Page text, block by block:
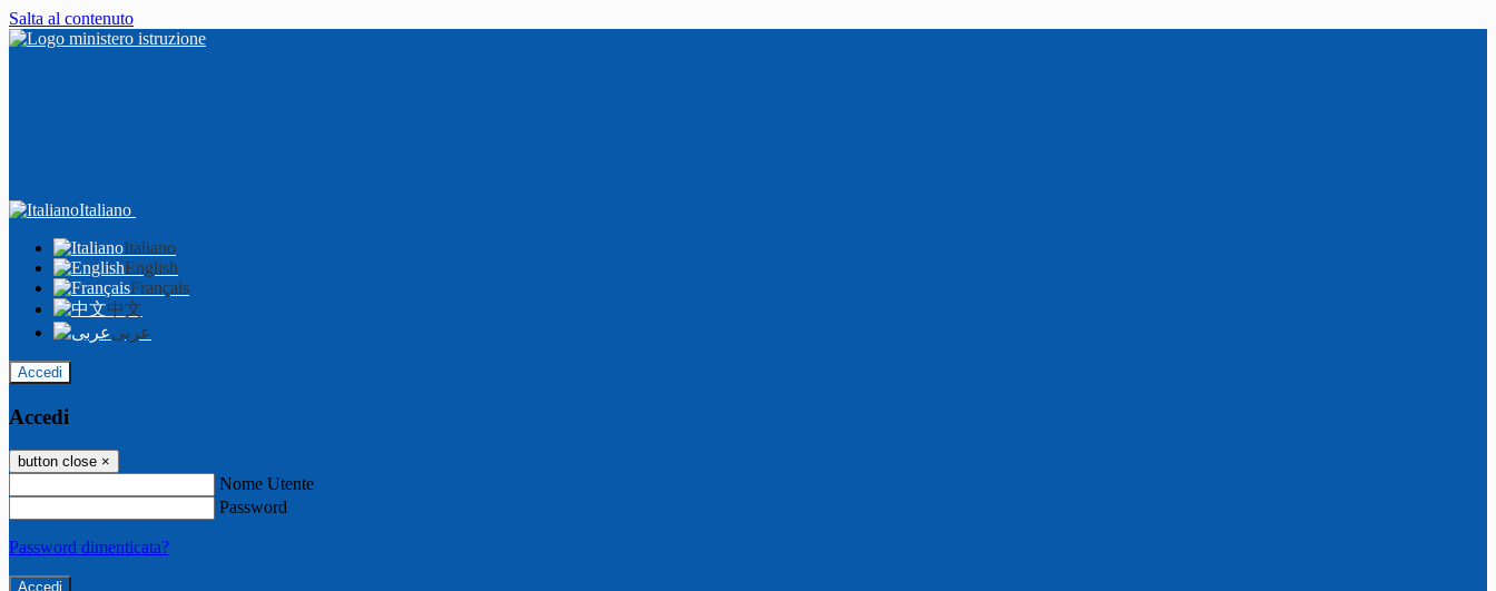
Salta al contenuto
Italiano
Italiano
English
Français
中文
عربى
Accedi
Accedi
button close ×
Nome Utente
Password
Password dimenticata?